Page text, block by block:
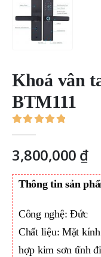
Khoá vân
BTM111
3,800,000 ₫
Thông tin sản
Công nghệ: Đức
Chất liệu: Mặt
hợp kim sơn tĩnh